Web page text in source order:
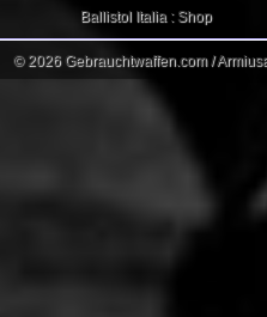
Ballistol Italia : Shop
© 2026 Gebrauchtwaffen.com /